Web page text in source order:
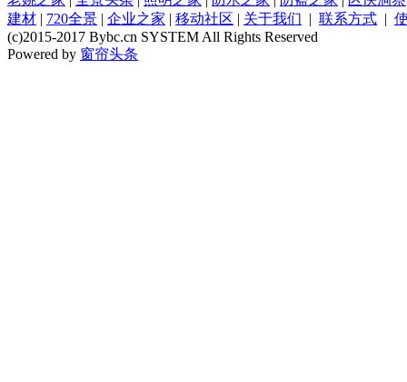
建材 | 720全景 | 企业之家 | 移动社区 | 关于我们 | 联系方式 |
(c)2015-2017 Bybc.cn SYSTEM All Rights Reserved
Powered by 窗帘头条